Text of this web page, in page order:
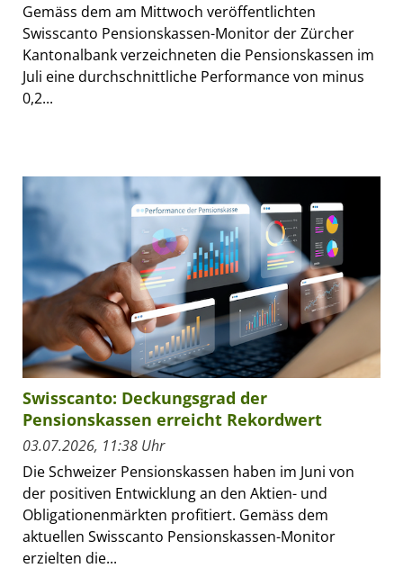
Gemäss dem am Mittwoch veröffentlichten
Swisscanto Pensionskassen-Monitor der Zürcher
Kantonalbank verzeichneten die Pensionskassen im
Juli eine durchschnittliche Performance von minus
0,2...
Swisscanto: Deckungsgrad der
Pensionskassen erreicht Rekordwert
03.07.2026, 11:38 Uhr
Die Schweizer Pensionskassen haben im Juni von
der positiven Entwicklung an den Aktien- und
Obligationenmärkten profitiert. Gemäss dem
aktuellen Swisscanto Pensionskassen-Monitor
erzielten die...